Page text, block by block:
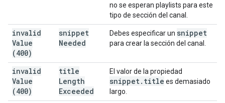
no se esperan playlists para este
tipo de sección del canal.
invalid
Value
(400)
snippet
Needed
Debes especificar un snippet
para crear la sección del canal.
invalid
Value
(400)
title
Length
Exceeded
El valor de la propiedad
snippet. title es demasiado
largo.